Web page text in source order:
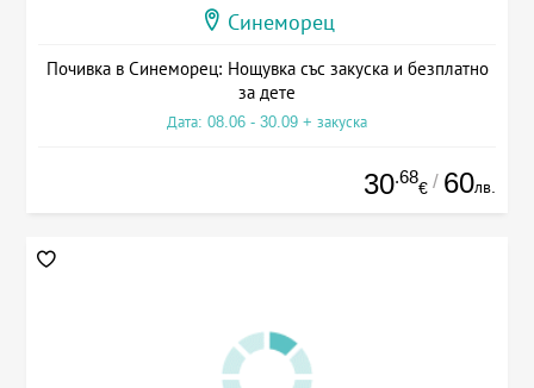
Синеморец
Почивка в Синеморец: Нощувка със закуска и безплатно
за дете
Дата: 08.06 - 30.09 + закуска
30.68
€ / 60лв.